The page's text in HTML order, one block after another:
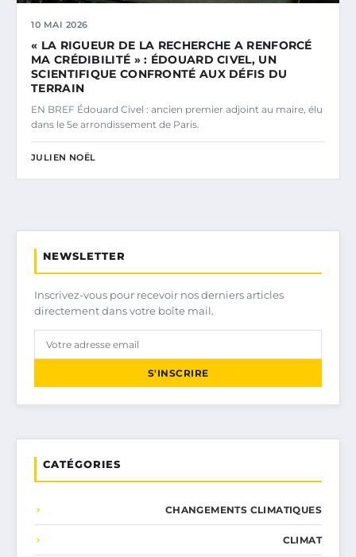
10 MAI 2026
« LA RIGUEUR DE LA RECHERCHE A RENFORCÉ
MA CRÉDIBILITÉ » : ÉDOUARD CIVEL, UN
SCIENTIFIQUE CONFRONTÉ AUX DÉFIS DU
TERRAIN
EN BREF Édouard Civel : ancien premier adjoint au maire, élu
dans le 5e arrondissement de Paris.
JULIEN NOËL
NEWSLETTER
Inscrivez-vous pour recevoir nos derniers articles
directement dans votre boîte mail.
S'INSCRIRE
CATÉGORIES
CHANGEMENTS CLIMATIQUES
CLIMAT